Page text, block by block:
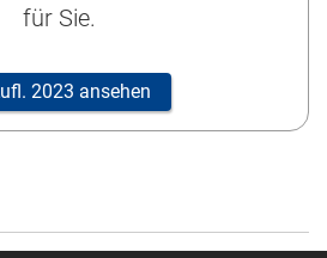
für Sie.
2023 ansehen